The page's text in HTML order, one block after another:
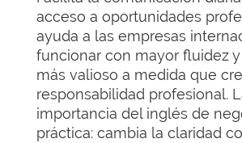
acceso a oportunidades
ayuda a las empresas
funcionar con mayor fluidez
más valioso a medida que
responsabilidad profesional.
importancia del inglés de
práctica: cambia la claridad